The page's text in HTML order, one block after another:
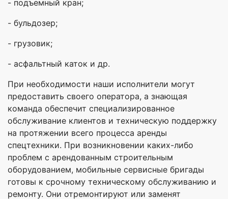
- подъемный кран;
- бульдозер;
- грузовик;
- асфальтный каток и др.
При необходимости наши исполнители могут
предоставить своего оператора, а знающая
команда обеспечит специализированное
обслуживание клиентов и техническую поддержку
на протяжении всего процесса аренды
спецтехники. При возникновении каких-либо
проблем с арендованным строительным
оборудованием, мобильные сервисные бригады
готовы к срочному техническому обслуживанию и
ремонту. Они отремонтируют или заменят